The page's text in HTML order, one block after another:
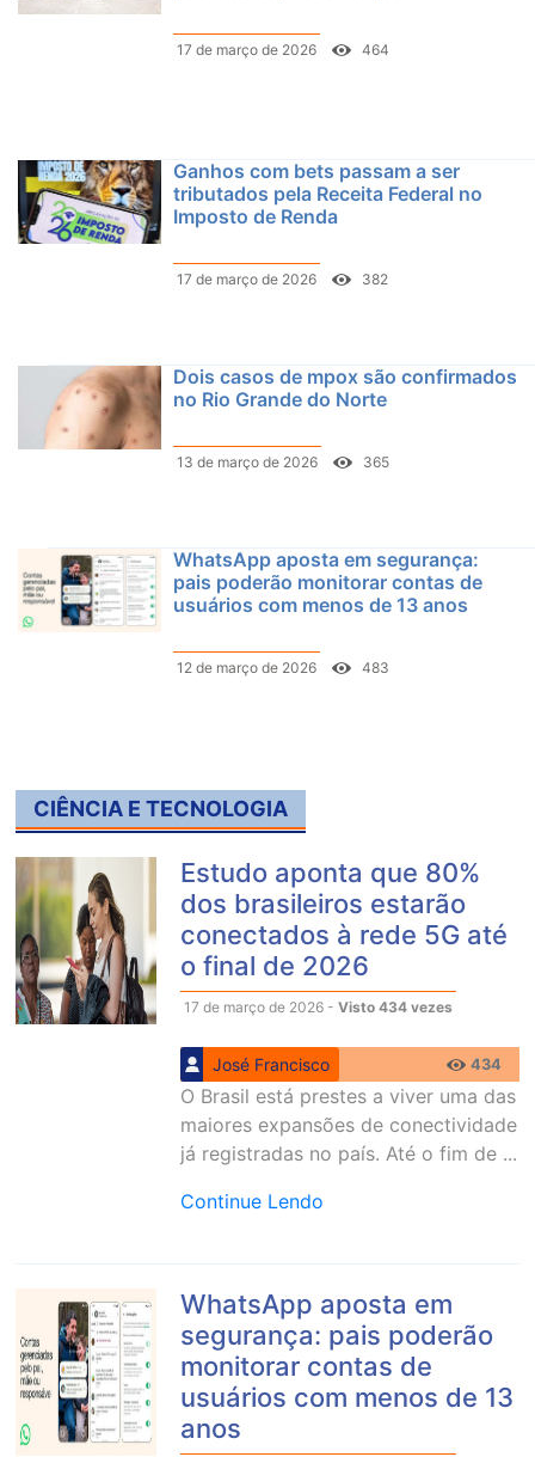
17 de março de 2026 464
Ganhos com bets passam a ser
tributados pela Receita Federal no
Imposto de Renda
17 de março de 2026 382
Dois casos de mpox são confirmados
no Rio Grande do Norte
13 de março de 2026 365
WhatsApp aposta em segurança:
pais poderão monitorar contas de
usuários com menos de 13 anos
12 de março de 2026 483
CIÊNCIA E TECNOLOGIA
Estudo aponta que 80%
dos brasileiros estarão
conectados à rede 5G até
o final de 2026
17 de março de 2026 -Visto 434 vezes
José Francisco 434
O Brasil está prestes a viver uma das
maiores expansões de conectividade
já registradas no país. Até o fim de ...
Continue Lendo
WhatsApp aposta em
segurança: pais poderão
monitorar contas de
usuários com menos de 13
anos